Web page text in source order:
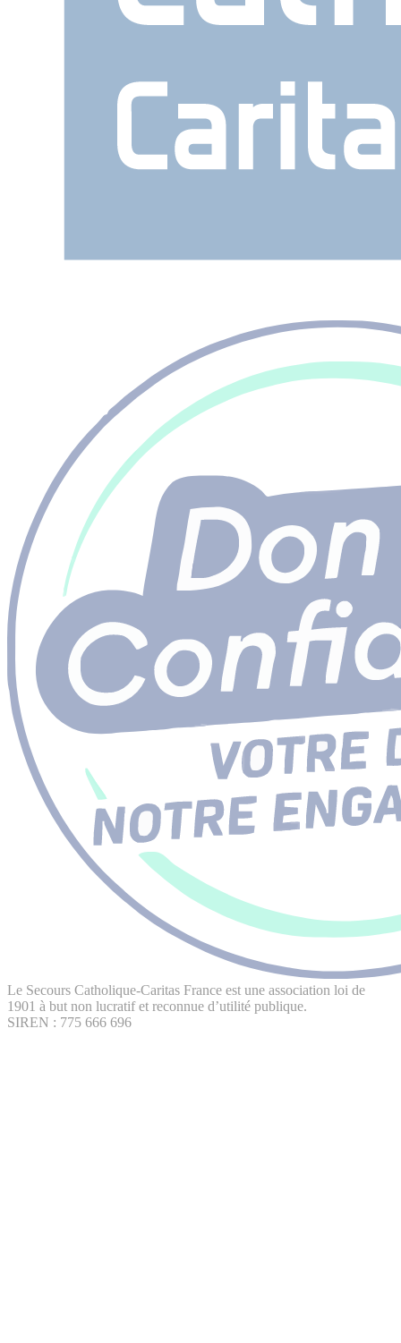
Le Secours Catholique-Caritas France est une association loi de
1901 à but non lucratif et reconnue d’utilité publique.
SIREN : 775 666 696